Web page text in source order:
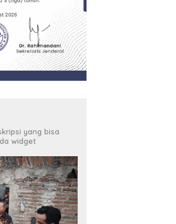
yang bisa
widget